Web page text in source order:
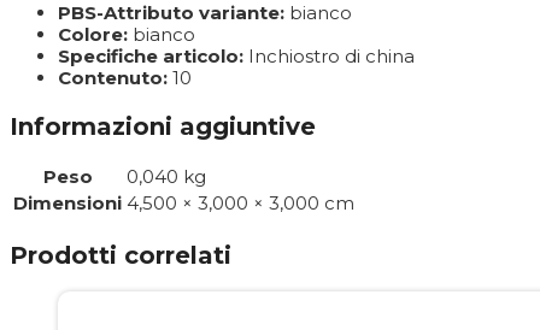
PBS-Attributo variante: bianco
Colore: bianco
Specifiche articolo: Inchiostro di china
Contenuto: 10
Informazioni aggiuntive
Peso
0,040 kg
Dimensioni 4,500 × 3,000 × 3,000 cm
Prodotti correlati